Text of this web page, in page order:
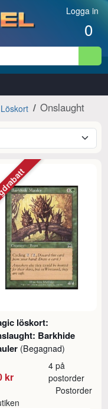
Logga in
0
Onslaught
löskort:
Barkhide
(Begagnad)
kr
4 på
postorder
Postorder